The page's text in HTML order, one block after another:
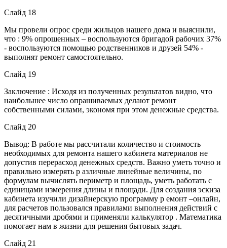
Слайд 18
Мы провели опрос среди жильцов нашего дома и выяснили,
что : 9% опрошенных – воспользуются бригадой рабочих 37%
- воспользуются помощью родственников и друзей 54% -
выполнят ремонт самостоятельно.
Слайд 19
Заключение : Исходя из полученных результатов видно, что
наибольшее число опрашиваемых делают ремонт
собственными силами, экономя при этом денежные средства.
Слайд 20
Вывод: В работе мы рассчитали количество и стоимость
необходимых для ремонта нашего кабинета материалов не
допустив перерасход денежных средств. Важно уметь точно и
правильно измерять р азличные линейные величины, по
формулам вычислять периметр и площадь, уметь работать с
единицами измерения длины и площади. Для создания эскиза
кабинета изучили дизайнерскую программу р емонт –онлайн,
для расчетов пользовался правилами выполнения действий с
десятичными дробями и применяли калькулятор . Математика
помогает нам в жизни для решения бытовых задач.
Слайд 21